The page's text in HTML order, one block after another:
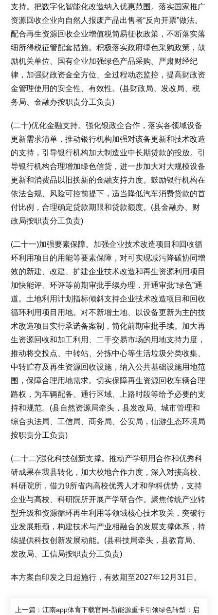
支持。把数字化智能化改造纳入优惠范围。落实国家推广
资源回收企业向自然人报废产品出售者“反向开票”做法。
配合再生资源回收企业增值税简易征收政策，不断落实落
细所得税征管配套措施。积极落实政府绿色采购政策，鼓
励机关单位、国有企业加强绿色产品采购。严肃财经纪
律，加强财政资金全方位、全过程动态监控，提高财政资
金管理使用的安全性、有效性。(县财政局、发改局、税
务局、金融办按职责分工负责)
(二十)优化金融支持。强化银政企合作，落实各领域设备
更新需求清单，推动银行机构加强对该备更新和技术改造
的支持，引导银行机构加大制造业中长期贷款的投放。引
导银行机构合理增加绿色信贷，进一步加大对大规模设备
更新和消费品以旧换新的金融支持力度。鼓励银行机构在
依法合规、风险可控前提下，适当降低汽车消费贷款的首
付比例，合理确定贷款期限和贷款额度。(县金融办、财
政局按职责分工负责)
(二十一)加强要素保障。加强企业技术改造项目和回收循
环利用项目的用能等要素保障，对可实现减污降碳协同增
效的新建、改建、扩建企业技术改造和再生资源利用项目
加快能评、环评等前期审批手续办理，开通审批“绿色”通
道。土地利用计划指标倾斜支持企业技术改造项目和回收
循环利用项目用地。对不新增土地、以设备更新为主的技
术改造项目实行承诺备案制，简化前期审批手续。加大再
生资源回收和加工利用、二手交易市场的用地支持力度，
推动将交投点、中转站、分拣中心等生活垃圾分类收集、
中转贮存及再生资源回收设施，纳入公共基础设施用地范
围，保障合理用地需求。切实保障再生资源回收车辆合理
路权，为车辆配备、通行区域、上路时段等给予必要的支
持和规范。(县自然资源局牵头，县发改局、城市管理和
综合执法局、工信局、商务局、公安局，仙游生态环境局
按职责分工负责)
(二十二)强化科技创新支撑。推动产学研用合作和优秀科
研成果在我县转化，加大校地合作力度，深入对接高校、
科研院所，借力9所省内高校优秀人才和学科优势，支持
企业与高校、科研院所开展产学研合作。聚焦传统产业转
型升级和资源循环再生利用等领域核心技术攻关，突破行
业发展瓶颈，构建技术与产业相融合的发展支撑体系，持
续提供科技创新发展动能。(县科技局牵头，县教育局、
发改局、工信局按职责分工负责)
本方案自印发之日起施行，有效期至2027年12月31日。
上一篇：江南app体育下载官网-新能源重卡引领绿色转型：启